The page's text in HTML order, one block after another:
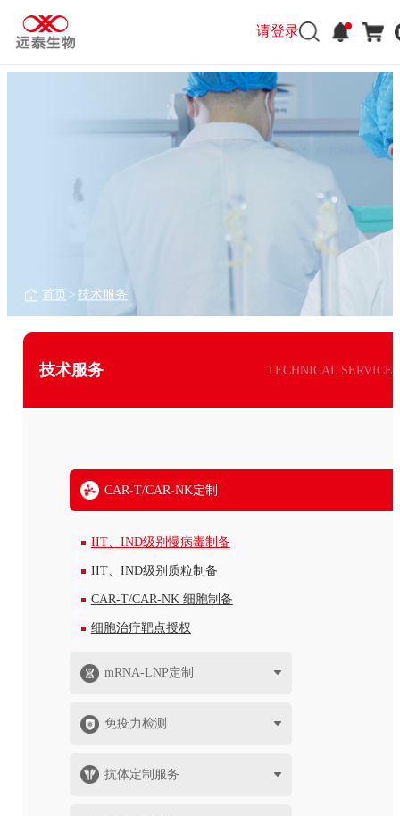
请登录
技术服务 TECHNICAL SERVICE
首页 > 技术服务
CAR-T/CAR-NK定制
IIT、IND级别慢病毒制备
IIT、IND级别质粒制备
CAR-T/CAR-NK 细胞制备
细胞治疗靶点授权
mRNA-LNP定制
免疫力检测
抗体定制服务